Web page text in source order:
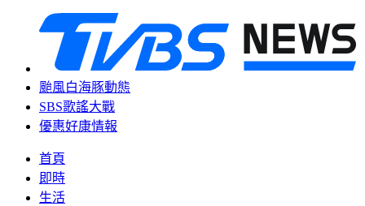
颱風白海豚動態
SBS歌謠大戰
優惠好康情報
首頁
即時
生活